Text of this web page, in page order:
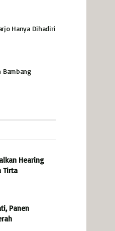
Hanya Dihadiri
Bambang
Hearing
Tirta
Panen